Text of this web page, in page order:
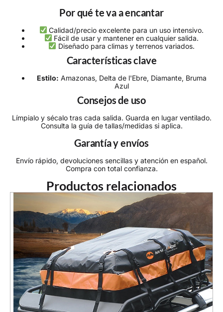
Por qué te va a encantar
Calidad/precio excelente para un uso intensivo.
Fácil de usar y mantener en cualquier salida.
Diseñado para climas y terrenos variados.
Características clave
Estilo: Amazonas, Delta de l'Ebre, Diamante, Bruma
Azul
Consejos de uso
Límpialo y sécalo tras cada salida. Guarda en lugar ventilado.
Consulta la guía de tallas/medidas si aplica.
Garantía y envíos
Envío rápido, devoluciones sencillas y atención en español.
Compra con total confianza.
Productos relacionados